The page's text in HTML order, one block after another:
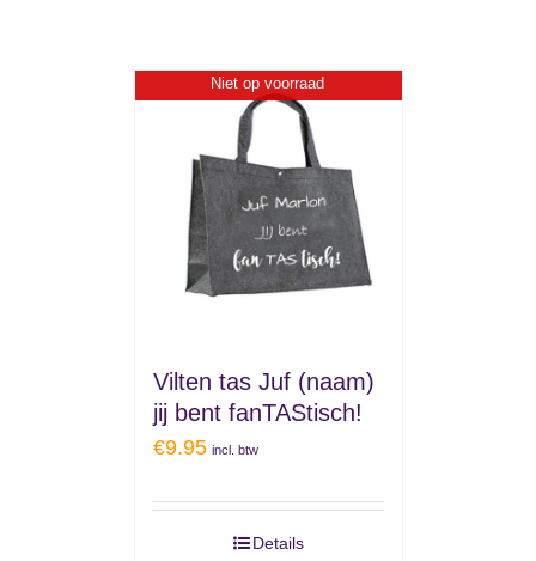
Niet op voorraad
Vilten tas Juf (naam)
jij bent fanTAStisch!
€9.95 incl. btw
Details